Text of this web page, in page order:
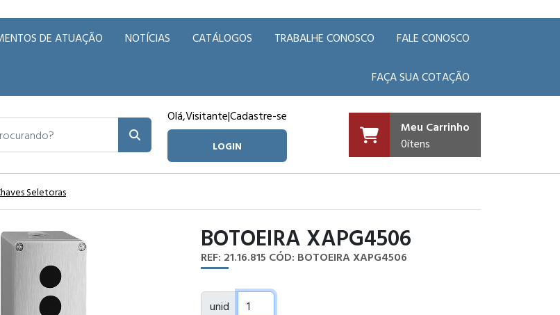
DE ATUAÇÃO NOTÍCIAS CATÁLOGOS TRABALHE CONOSCO FALE CONOSCO
FAÇA SUA COTAÇÃO
Olá,Visitante|Cadastre-se
LOGIN
Meu Carrinho
0ítens
Seletoras
BOTOEIRA XAPG4506
REF: 21.16.815 CÓD: BOTOEIRA XAPG4506
unid